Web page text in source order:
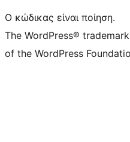
Ο κώδικας είναι ποίηση.
The WordPress®
of the WordPress